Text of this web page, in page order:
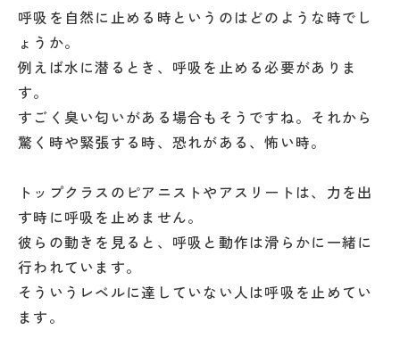
呼吸を自然に止める時というのはどのような時でし
ょうか。
例えば水に潜るとき、呼吸を止める必要がありま
す。
すごく臭い匂いがある場合もそうですね。それから
驚く時や緊張する時、恐れがある、怖い時。
トップクラスのピアニストやアスリートは、力を出
す時に呼吸を止めません。
彼らの動きを見ると、呼吸と動作は滑らかに一緒に
行われています。
そういうレベルに達していない人は呼吸を止めてい
ます。